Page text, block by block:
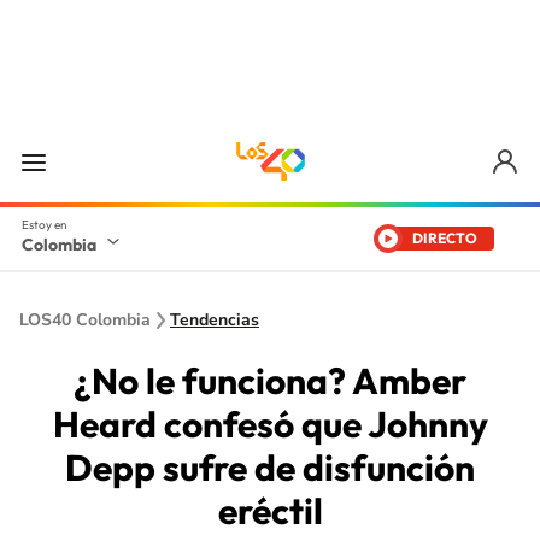
Colombia DIRECTO
LOS40 Colombia Tendencias
¿No le funciona? Amber
Heard confesó que Johnny
Depp sufre de disfunción
eréctil